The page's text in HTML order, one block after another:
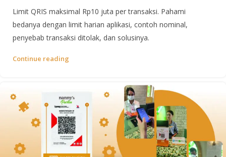
Limit QRIS maksimal Rp10 juta per transaksi. Pahami
bedanya dengan limit harian aplikasi, contoh nominal,
penyebab transaksi ditolak, dan solusinya.
Continue reading